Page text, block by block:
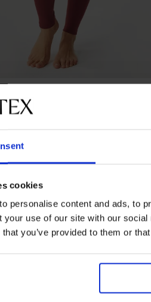
cookies
personalise content and ads, to
your use of our site with our
you’ve provided to them or
клин Winter